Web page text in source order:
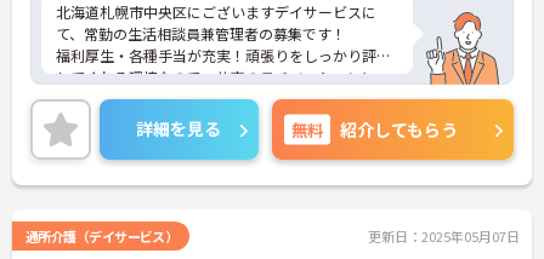
北海道札幌市中央区にございますデイサービスに
て、常勤の生活相談員兼管理者の募集です！
福利厚生・各種手当が充実！頑張りをしっかり評価
してくれる環境なので、仕事のモチベーションにつ
ながります◎
最寄り駅から徒歩1分と近く、マイカー通勤も可能
なので、通勤が便利なところもおすすめポイントで
す♪
ご興味ある方には、面接対策ポイントなど、さらに
い！
詳細を見る 無料 紹介してもらう
通所介護（デイサービス） 更新日：2025年05月07日